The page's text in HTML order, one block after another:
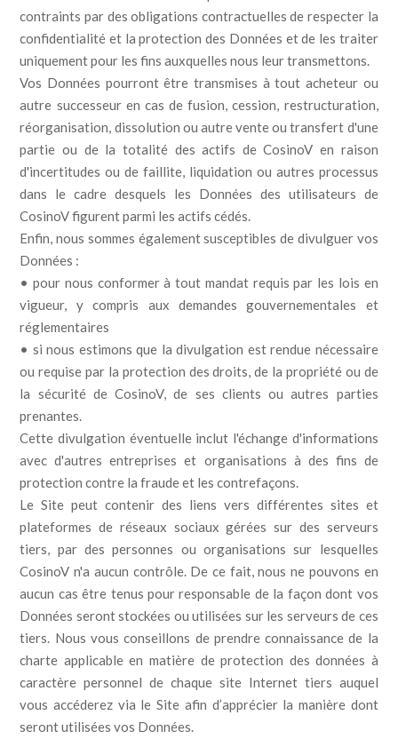
contraints par des obligations contractuelles de respecter la
confidentialité et la protection des Données et de les traiter
uniquement pour les fins auxquelles nous leur transmettons.
Vos Données pourront être transmises à tout acheteur ou
autre successeur en cas de fusion, cession, restructuration,
réorganisation, dissolution ou autre vente ou transfert d'une
partie ou de la totalité des actifs de CosinoV en raison
d'incertitudes ou de faillite, liquidation ou autres processus
dans le cadre desquels les Données des utilisateurs de
CosinoV figurent parmi les actifs cédés.
Enfin, nous sommes également susceptibles de divulguer vos
Données :
• pour nous conformer à tout mandat requis par les lois en
vigueur, y compris aux demandes gouvernementales et
réglementaires
• si nous estimons que la divulgation est rendue nécessaire
ou requise par la protection des droits, de la propriété ou de
la sécurité de CosinoV, de ses clients ou autres parties
prenantes.
Cette divulgation éventuelle inclut l'échange d'informations
avec d'autres entreprises et organisations à des fins de
protection contre la fraude et les contrefaçons.
Le Site peut contenir des liens vers différentes sites et
plateformes de réseaux sociaux gérées sur des serveurs
tiers, par des personnes ou organisations sur lesquelles
CosinoV n'a aucun contrôle. De ce fait, nous ne pouvons en
aucun cas être tenus pour responsable de la façon dont vos
Données seront stockées ou utilisées sur les serveurs de ces
tiers. Nous vous conseillons de prendre connaissance de la
charte applicable en matière de protection des données à
caractère personnel de chaque site Internet tiers auquel
vous accéderez via le Site afin d’apprécier la manière dont
seront utilisées vos Données.